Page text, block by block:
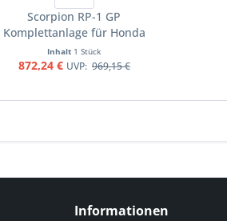
Scorpion RP-1 GP
Komplettanlage für Honda
CBR 250 RR 2017-2020
Motorräder
Inhalt 1 Stück
872,24 € UVP: 969,15 €
Informationen